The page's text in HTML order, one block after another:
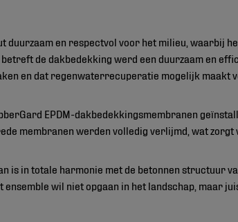
duurzaam en respectvol voor het milieu, waarbij
de dakbedekking werd een duurzaam en
en dat regenwaterrecuperatie mogelijk maakt
EPDM-dakbedekkingsmembranen
membranen werden volledig verlijmd, wat
is in totale harmonie met de betonnen structuur
ensemble wil niet opgaan in het landschap, maar